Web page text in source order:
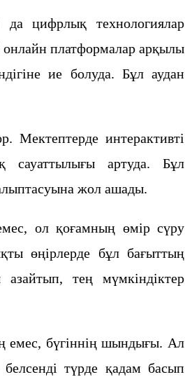
да цифрлық технологиялар
онлайн платформалар арқылы
ие болуда. Бұл аудан
Мектептерде интерактивті
сауаттылығы артуда. Бұл
жол ашады.
ол қоғамның өмір сүру
өңірлерде бұл бағыттың
тең мүмкіндіктер
емес, бүгіннің шындығы. Ал
түрде қадам басып